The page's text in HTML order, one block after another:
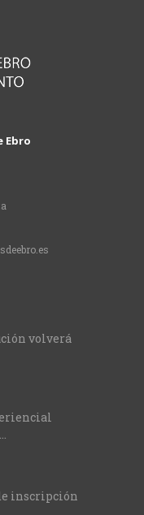
Ebro
volverá
inscripción